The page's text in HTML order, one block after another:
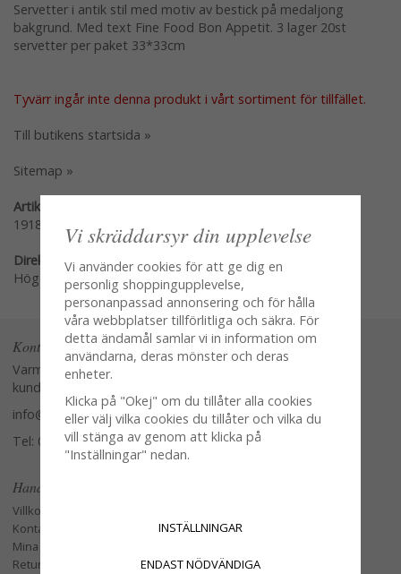
Servetter i antik stil med motiv av bestick på medaljong
bakgrund. Med text Fine Food Bon Appetit. 3 lager 20st
servetter per paket 33*33cm
Tyvärr ingår inte denna produkt i vårt sortiment för tillfället.
Till butikens startsida »
Sitemap »
Artikelnummer:
191896
Direktlänk:
Högerklicka och kopiera adressen
Kontakta oss
Varmt välkommen att kontakta vår
kundtjänst.
info@glasverandan.se
Tel: 079-3495968
Handla
Villkor
Kontakta oss
Mina favoriter
Retur och Reklamation
Vi skräddarsyr din upplevelse
Vi använder cookies för att ge dig en
personlig shoppingupplevelse,
personanpassad annonsering och för hålla
våra webbplatser tillförlitliga och säkra. För
detta ändamål samlar vi in information om
användarna, deras mönster och deras
enheter.
Klicka på "Okej" om du tillåter alla cookies
eller välj vilka cookies du tillåter och vilka du
vill stänga av genom att klicka på
"Inställningar" nedan.
INSTÄLLNINGAR
ENDAST NÖDVÄNDIGA